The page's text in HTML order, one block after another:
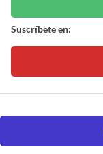
Suscríbete en: